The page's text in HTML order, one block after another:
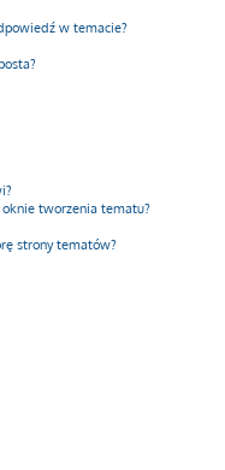
w temacie?
oknie tworzenia tematu?
strony tematów?